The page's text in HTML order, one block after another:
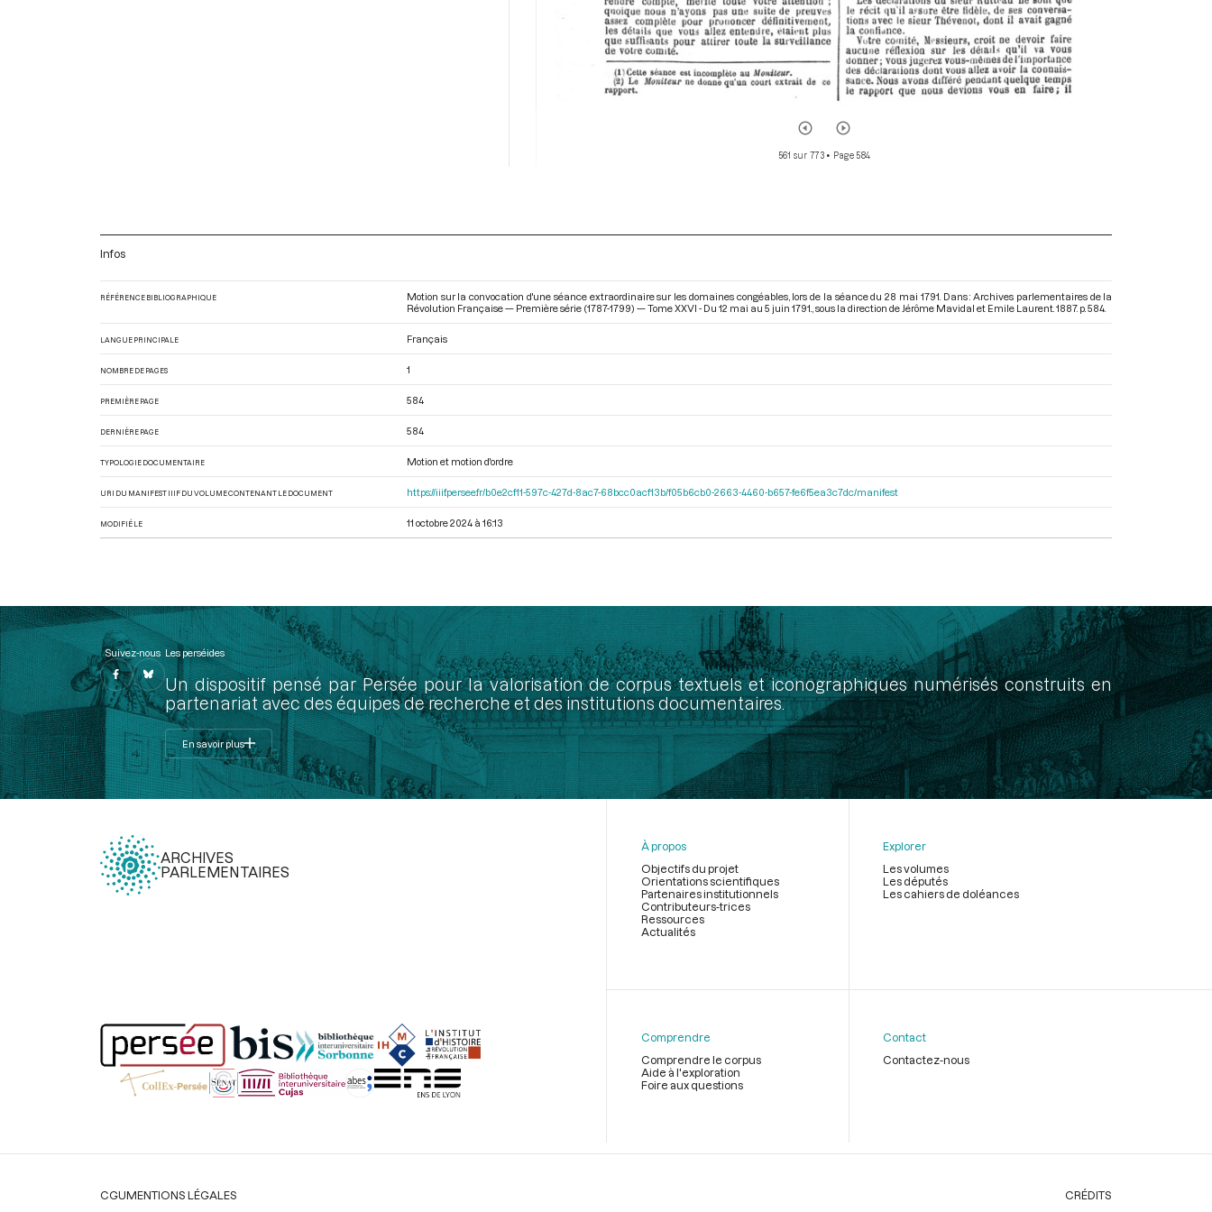
561 sur 773• Page 584
Infos
RÉFÉRENCE BIBLIOGRAPHIQUE
Motion sur la convocation d'une séance extraordinaire sur les domaines congéables, lors de la séance du 28 mai 1791. Dans : Archives parlementaires de la
Révolution Française — Première série (1787-1799) — Tome XXVI - Du 12 mai au 5 juin 1791. , sous la direction de Jérôme Mavidal et Emile Laurent. 1887. p. 584.
LANGUE PRINCIPALE Français
NOMBRE DE PAGES 1
PREMIÈRE PAGE 584
DERNIÈRE PAGE 584
TYPOLOGIE DOCUMENTAIRE Motion et motion d'ordre
URI DU MANIFEST IIIF DU VOLUME CONTENANT LE DOCUMENT https://iiif.persee.fr/b0e2cf11-597c-427d-8ac7-68bcc0acf13b/f05b6cb0-2663-4460-b657-fe6f5ea3c7dc/manifest
MODIFIÉ LE 11 octobre 2024 à 16:13
Suivez-nous Les perséides
Un dispositif pensé par Persée pour la valorisation de corpus textuels et iconographiques numérisés construits en
partenariat avec des équipes de recherche et des institutions documentaires.
En savoir plus
ARCHIVES
PARLEMENTAIRES
page
À propos
Objectifs du projet
Orientations scientifiques
Partenaires institutionnels
Contributeurs-trices
Ressources
Actualités
Explorer
Les volumes
Les députés
Les cahiers de doléances
Comprendre
Comprendre le corpus
Aide à l'exploration
Foire aux questions
Contact
Contactez-nous
Légal
CGUMENTIONS LÉGALES CRÉDITS